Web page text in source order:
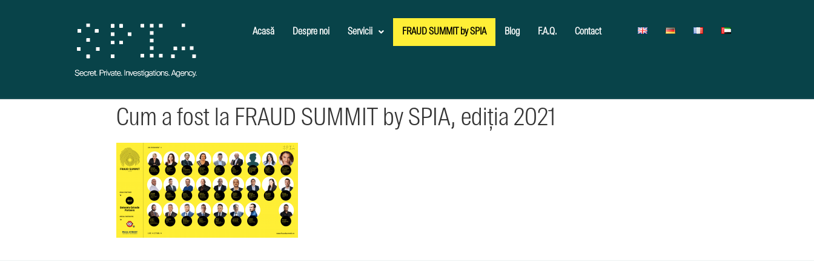
Acasă Despre noi Servicii FRAUD SUMMIT by SPIA Blog F.A.Q. Contact
Cum a fost la FRAUD SUMMIT by SPIA, ediția 2021